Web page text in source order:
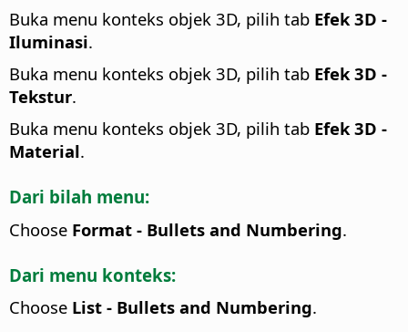
Buka menu konteks objek 3D, pilih tab Efek 3D -
Iluminasi.
Buka menu konteks objek 3D, pilih tab Efek 3D -
Tekstur.
Buka menu konteks objek 3D, pilih tab Efek 3D -
Material.
Dari bilah menu:
Choose Format - Bullets and Numbering.
Dari menu konteks:
Choose List - Bullets and Numbering.